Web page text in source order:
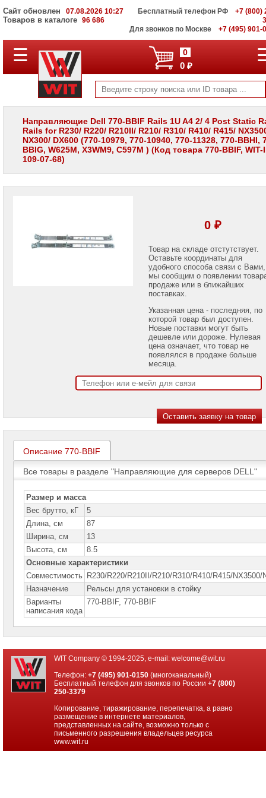
Сайт обновлен 07.08.2026 10:27
Товаров в каталоге 96 686
Бесплатный телефон РФ
+7 (800)
Для звонков по Москве
+7 (495) 901-
ПОЛНЫЙ
КАТАЛОГ
Корпоративные
серверы
WIT
Системы
хранения
данных
WIT
Проекторы
плоттеры
Серверы
Brand
Huawei
Серверы
DELL
Серверы
DELL
PowerEdge
в
корпусе
Tower
Серверы
Dell
PowerEdge
для
стойку
Комплектующие
для
Процессоры
серверов
DELL
☰ 0
0 ₽
Направляющие Dell 770-BBIF Rails 1U A4 2/ 4 Post Static
Rails for R230/ R220/ R210II/ R210/ R310/ R410/ R415/
NX300/ DX600 (770-10979, 770-10940, 770-11328, 770-BBHI,
BBIG, W625M, X3WM9, C597M ) (Код товара 770-BBIF, WIT-
109-07-68)
0 ₽
Товар на складе отстутствует.
Оставьте координаты для
удобного способа связи с Вами,
мы сообщим о появлении
продаже или в ближайших
поставках.
Указанная цена - последняя, по
которой товар был доступен.
Новые поставки могут быть
дешевле или дороже. Нулевая
цена означает, что товар не
появлялся в продаже больше
месяца.
Описание 770-BBIF
Все товары в разделе "Направляющие для серверов DELL"
Размер и масса
Вес брутто, кГ
5
Длина, см
87
Ширина, см
13
Высота, см
8.5
Основные характеристики
Совместимость
R230/R220/R210II/R210/R310/R410/R415/NX3500/
Назначение
Рельсы для установки в стойку
Варианты
написания кода
770-BBIF, 770-BBIF
WIT Company © 1994-2025, e-mail: welcome@wit.ru
Телефон:+7 (495) 901-0150 (многоканальный)
Бесплатный телефон для звонков по России+7 (800)
250-3379
Копирование, тиражирование, перепечатка, а равно
размещение в интернете материалов,
представленных на сайте, возможно только с
письменного разрешения владельцев ресурса
www.wit.ru